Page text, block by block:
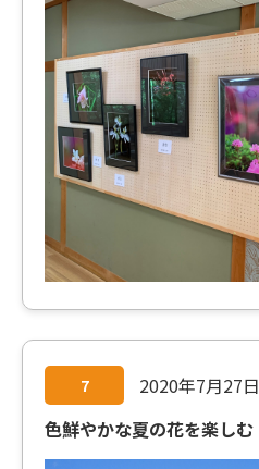
7
2020年7月27日
色鮮やかな夏の花を楽しむ